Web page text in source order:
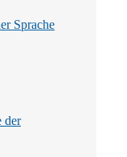
Sprache
der